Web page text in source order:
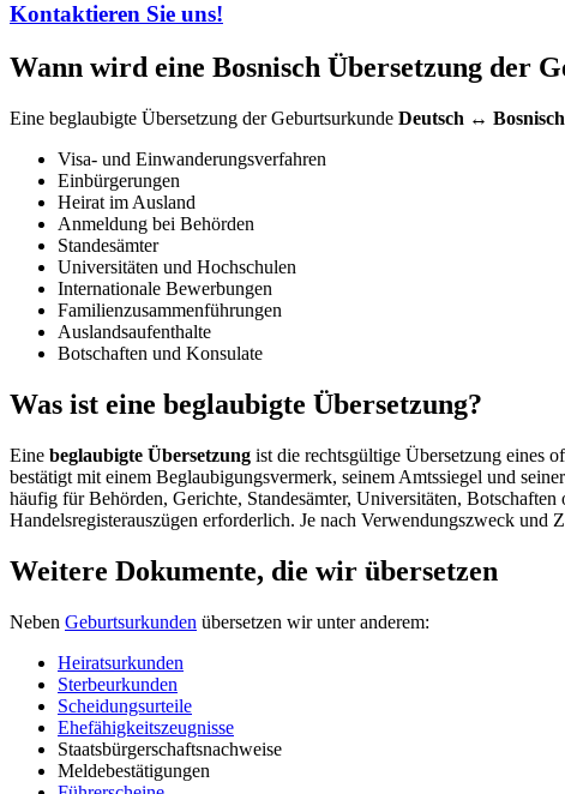
Kontaktieren Sie uns!
Wann wird eine Bosnisch Übersetzung der
Eine beglaubigte Übersetzung der Geburtsurkunde Deutsch ↔ Bosnisch
Visa- und Einwanderungsverfahren
Einbürgerungen
Heirat im Ausland
Anmeldung bei Behörden
Standesämter
Universitäten und Hochschulen
Internationale Bewerbungen
Familienzusammenführungen
Auslandsaufenthalte
Botschaften und Konsulate
Was ist eine beglaubigte Übersetzung?
Eine beglaubigte Übersetzung ist die rechtsgültige Übersetzung eines
bestätigt mit einem Beglaubigungsvermerk, seinem Amtssiegel und
häufig für Behörden, Gerichte, Standesämter, Universitäten,
Handelsregisterauszügen erforderlich. Je nach Verwendungszweck
Weitere Dokumente, die wir übersetzen
Neben Geburtsurkunden übersetzen wir unter anderem:
Heiratsurkunden
Sterbeurkunden
Scheidungsurteile
Ehefähigkeitszeugnisse
Staatsbürgerschaftsnachweise
Meldebestätigungen